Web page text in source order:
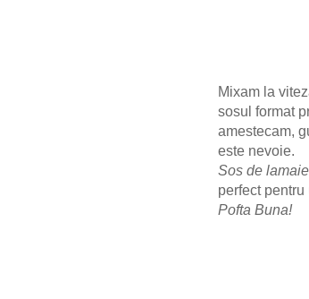
Mixam la
sosul format
amestecam,
este nevoie.
Sos de
perfect pentru
Pofta Buna!